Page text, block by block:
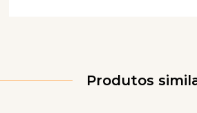
Produtos